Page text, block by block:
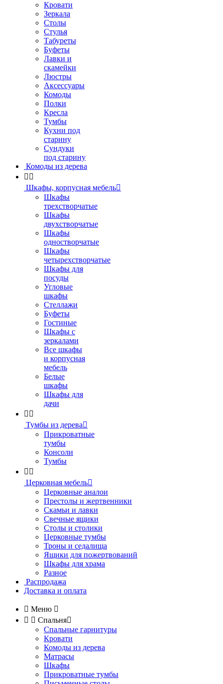
Кровати
Зеркала
Столы
Стулья
Табуреты
Буфеты
Лавки и
скамейки
Люстры
Аксессуары
Комоды
Полки
Кресла
Тумбы
Кухни под
старину
Сундуки
под старину
Комоды из дерева
 
Шкафы, корпусная мебель
Шкафы
трехстворчатые
Шкафы
двухстворчатые
Шкафы
одностворчатые
Шкафы
четырехстворчатые
Шкафы для
посуды
Угловые
шкафы
Стеллажи
Буфеты
Гостиные
Шкафы с
зеркалами
Все шкафы
и корпусная
мебель
Белые
шкафы
Шкафы для
дачи
 
Тумбы из дерева
Прикроватные
тумбы
Консоли
Тумбы
 
Церковная мебель
Церковные аналои
Престолы и жертвенники
Скамьи и лавки
Свечные ящики
Столы и столики
Церковные тумбы
Троны и седалища
Ящики для пожертвований
Шкафы для храма
Разное
Распродажа
Доставка и оплата
 Меню 
  Спальня
Спальные гарнитуры
Кровати
Комоды из дерева
Матрасы
Шкафы
Прикроватные тумбы